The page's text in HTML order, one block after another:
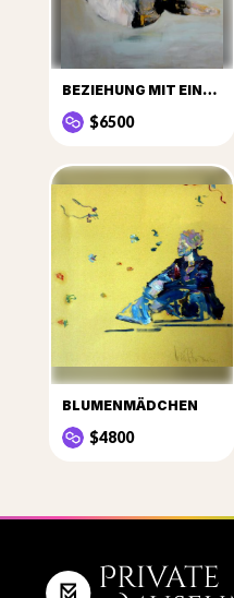
BEZIEHUNG MIT EINER PFLANZE
$6500
BLUMENMÄDCHEN
$4800